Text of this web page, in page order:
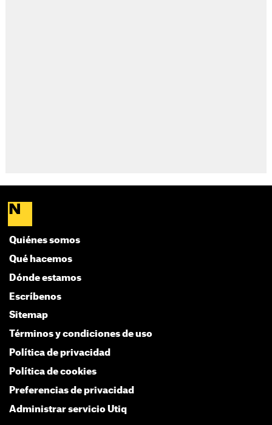
Quiénes somos
Qué hacemos
Dónde estamos
Escríbenos
Sitemap
Términos y condiciones de uso
Política de privacidad
Política de cookies
Preferencias de privacidad
Administrar servicio Utiq